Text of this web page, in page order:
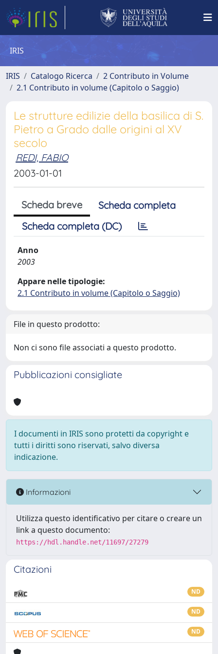
IRIS
IRIS Catalogo Ricerca
2 Contributo in Volume
2.1 Contributo in volume (Capitolo o Saggio)
Le strutture edilizie della basilica di S.
Pietro a Grado dalle origini al XV
secolo
REDI, FABIO
2003-01-01
Scheda breve
Scheda completa
Scheda completa (DC)
Anno
2003
Appare nelle tipologie:
2.1 Contributo in volume (Capitolo o Saggio)
File in questo prodotto:
Non ci sono file associati a questo prodotto.
Pubblicazioni consigliate
I documenti in IRIS sono protetti da copyright e
tutti i diritti sono riservati, salvo diversa
indicazione.
Informazioni
Utilizza questo identificativo per citare o creare un
link a questo documento:
https://hdl.handle.net/11697/27279
Citazioni
ND
ND
ND